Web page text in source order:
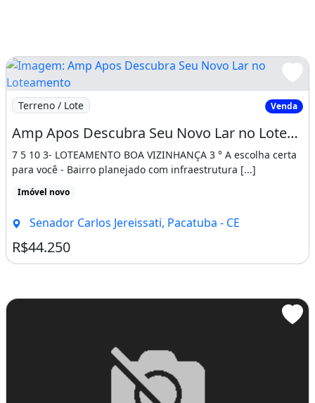
Imagem: Amp Apos Descubra Seu Novo Lar no
Terreno / Lote Venda
Amp Apos Descubra Seu Novo Lar no Loteamento Jereissati 3 em Pacatuba!2 7 5 10 3
7 5 10 3- LOTEAMENTO BOA VIZINHANÇA 3 ° A escolha certa
para você - Bairro planejado com infraestrutura [...]
Imóvel novo
Senador Carlos Jereissati, Pacatuba - CE
R$44.250